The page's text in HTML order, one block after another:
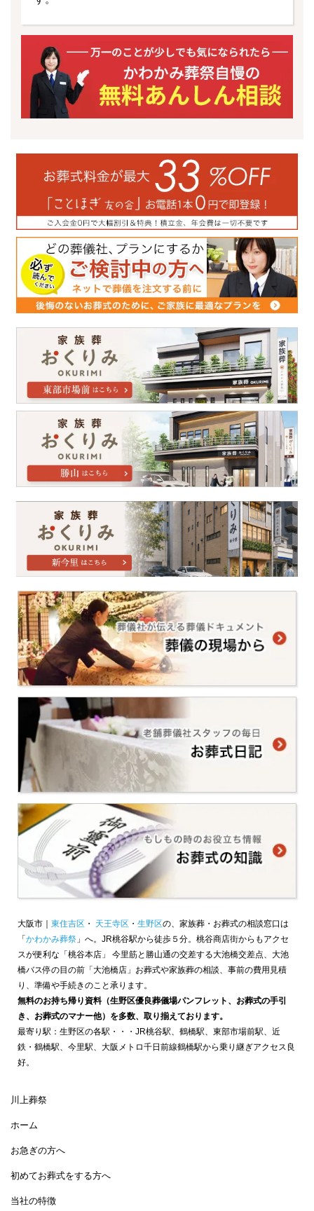
大阪市｜ 東住吉区 ・ 天王寺区 ・ 生野区の、家族葬・お葬式の相談窓口は
「かわかみ葬祭 」へ。JR桃谷駅から徒歩５分。桃谷商店街からもアクセ
スが便利な「桃谷本店」 今里筋と勝山通の交差する大池橋交差点、大池
橋バス停の目の前「大池橋店」お葬式や家族葬の相談、事前の費用見積
り、準備や手続きのこと承ります。
無料のお持ち帰り資料（生野区優良葬儀場パンフレット、お葬式の手引
き、お葬式のマナー他）を多数、取り揃えております。
最寄り駅：生野区の各駅・・・JR桃谷駅、鶴橋駅、東部市場前駅、近
鉄・鶴橋駅、今里駅、大阪メトロ千日前線鶴橋駅から乗り継ぎアクセス良
好。
川上葬祭
ホーム
お急ぎの方へ
初めてお葬式をする方へ
当社の特徴